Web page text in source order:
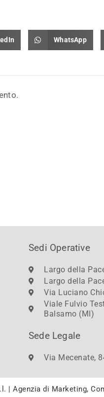
WhatsApp
Sedi Operative
Largo della
Largo della
Via Luciano
Viale Fulvio
Balsamo (MI)
Sede Legale
Via Mecenate,
| Agenzia di Marketing,